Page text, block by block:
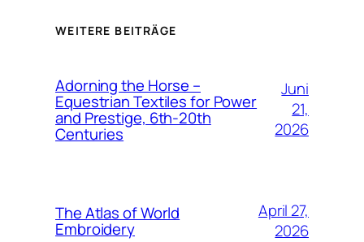
WEITERE BEITRÄGE
Adorning the Horse –
Equestrian Textiles for Power
and Prestige, 6th-20th
Centuries
Juni
21,
2026
The Atlas of World
Embroidery
April 27,
2026